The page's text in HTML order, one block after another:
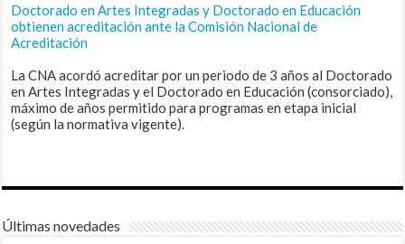
Doctorado en Artes Integradas y Doctorado en Educación
obtienen acreditación ante la Comisión Nacional de
Acreditación
La CNA acordó acreditar por un periodo de 3 años al Doctorado
en Artes Integradas y el Doctorado en Educación (consorciado),
máximo de años permitido para programas en etapa inicial
(según la normativa vigente).
Últimas novedades